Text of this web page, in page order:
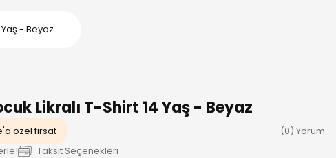
- Beyaz
Likralı T-Shirt 14 Yaş - Beyaz
özel fırsat
(0) Yorum
Taksit Seçenekleri